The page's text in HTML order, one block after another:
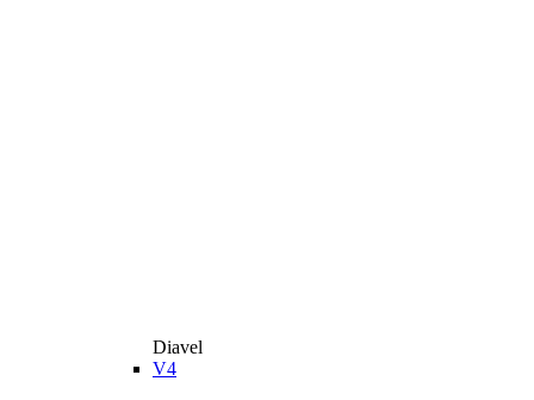
Diavel
V4